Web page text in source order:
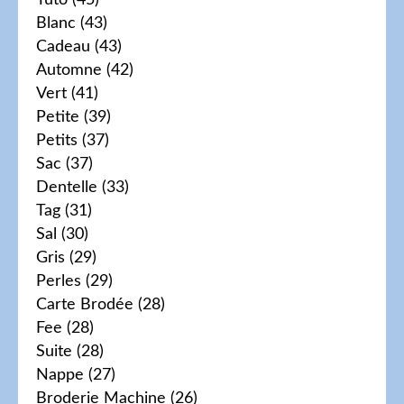
Blanc (43)
Cadeau (43)
Automne (42)
Vert (41)
Petite (39)
Petits (37)
Sac (37)
Dentelle (33)
Tag (31)
Sal (30)
Gris (29)
Perles (29)
Carte Brodée (28)
Fee (28)
Suite (28)
Nappe (27)
Broderie Machine (26)